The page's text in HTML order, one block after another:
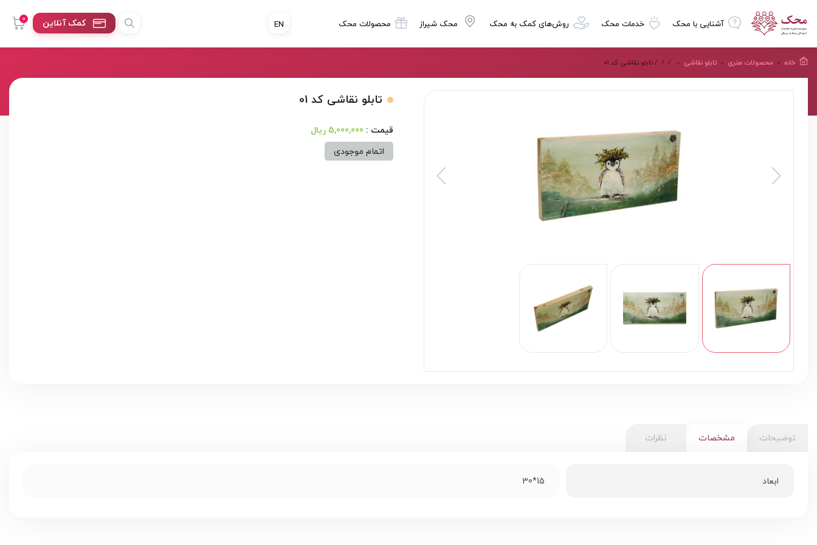
آشنایی با محک خدمات محک روش‌های کمک به محک محک شیراز محصولات محک 0 کمک آنلاین EN
خانه / محصولات هنرى / تابلو نقاشی / تابلو نقاشی کد 01
تابلو نقاشی کد 01
5,000,000 ریال
اتمام موجودی
توضیحات مشخصات نظرات
ابعاد 15*30